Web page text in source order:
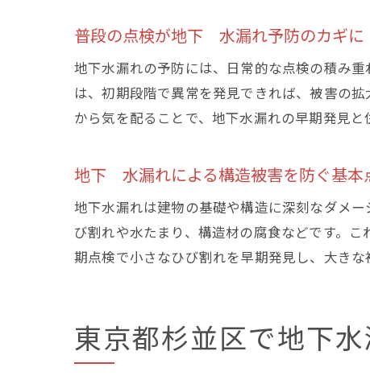
普段の点検が地下 水漏れ予防のカギに
地下水漏れの予防には、日常的な点検の積み
は、初期段階で異常を発見できれば、被害の
から気を配ることで、地下水漏れの早期発見と
地下 水漏れによる構造被害を防ぐ基本
地下水漏れは建物の基礎や構造に深刻なダメ
び割れや水たまり、構造材の腐食などです。
期点検で小さなひび割れを早期発見し、大き
東京都杉並区で地下